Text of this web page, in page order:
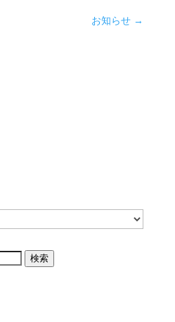
お知らせ →
検索